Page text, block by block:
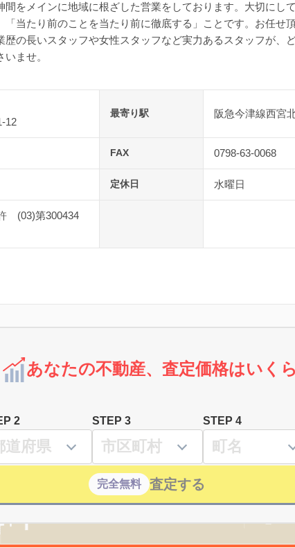
間をメインに地域に根ざした営業をしております。大切にし
当たり前のことを当たり前に徹底する」ことです。お任せ
歴の長いスタッフや女性スタッフなど実力あるスタッフが、
ませ。
12
最寄り駅 阪急今津線西宮
FAX 0798-63-0068
定休日 水曜日
(03)第300434
あなたの不動産、査定価格はいく
2 STEP 3 STEP 4
完全無料 査定する